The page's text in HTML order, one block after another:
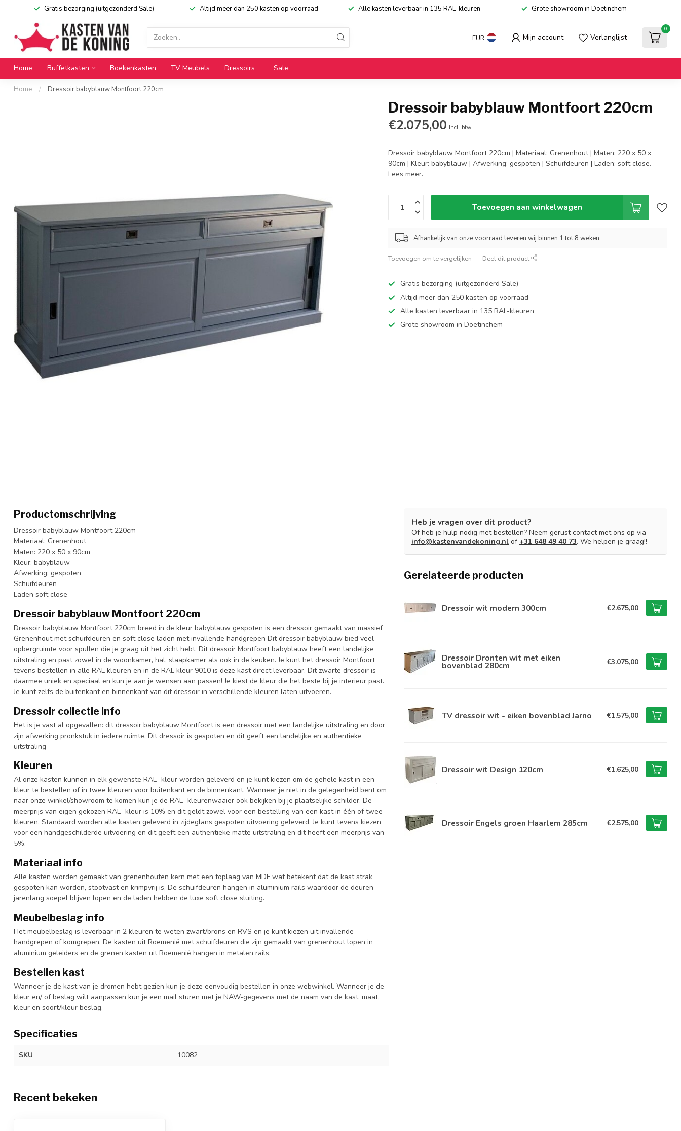
Gratis bezorging (uitgezonderd Sale) Altijd meer dan 250 kasten op voorraad Alle kasten leverbaar in 135 RAL-kleuren Grote showroom in Doetinchem
EUR Mijn account Verlanglijst
0
Home Buffetkasten Boekenkasten TV Meubels Dressoirs Sale
Home / Dressoir babyblauw Montfoort 220cm
Dressoir babyblauw Montfoort 220cm
€2.075,00 Incl. btw
Dressoir babyblauw Montfoort 220cm | Materiaal: Grenenhout | Maten: 220 x 50 x
90cm | Kleur: babyblauw | Afwerking: gespoten | Schuifdeuren | Laden: soft close.
Lees meer.
Toevoegen aan winkelwagen
Afhankelijk van onze voorraad leveren wij binnen 1 tot 8 weken
Toevoegen om te vergelijken Deel dit product
Gratis bezorging (uitgezonderd Sale)
Altijd meer dan 250 kasten op voorraad
Alle kasten leverbaar in 135 RAL-kleuren
Grote showroom in Doetinchem
Productomschrijving
Dressoir babyblauw Montfoort 220cm
Materiaal: Grenenhout
Maten: 220 x 50 x 90cm
Kleur: babyblauw
Afwerking: gespoten
Schuifdeuren
Laden soft close
Dressoir babyblauw Montfoort 220cm
Dressoir babyblauw Montfoort 220cm breed in de kleur babyblauw gespoten is een dressoir gemaakt van massief
Grenenhout met schuifdeuren en soft close laden met invallende handgrepen Dit dressoir babyblauw bied veel
opbergruimte voor spullen die je graag uit het zicht hebt. Dit dressoir Montfoort babyblauw heeft een landelijke
uitstraling en past zowel in de woonkamer, hal, slaapkamer als ook in de keuken. Je kunt het dressoir Montfoort
tevens bestellen in alle RAL kleuren en in de RAL kleur 9010 is deze kast direct leverbaar. Dit zwarte dressoir is
daarmee uniek en speciaal en kun je aan je wensen aan passen! Je kiest de kleur die het beste bij je interieur past.
Je kunt zelfs de buitenkant en binnenkant van dit dressoir in verschillende kleuren laten uitvoeren.
Dressoir collectie info
Het is je vast al opgevallen: dit dressoir babyblauw Montfoort is een dressoir met een landelijke uitstraling en door
zijn afwerking pronkstuk in iedere ruimte. Dit dressoir is gespoten en dit geeft een landelijke en authentieke
uitstraling
Kleuren
Al onze kasten kunnen in elk gewenste RAL- kleur worden geleverd en je kunt kiezen om de gehele kast in een
kleur te bestellen of in twee kleuren voor buitenkant en de binnenkant. Wanneer je niet in de gelegenheid bent om
naar onze winkel/showroom te komen kun je de RAL- kleurenwaaier ook bekijken bij je plaatselijke schilder. De
meerprijs van eigen gekozen RAL- kleur is 10% en dit geldt zowel voor een bestelling van een kast in één of twee
kleuren. Standaard worden alle kasten geleverd in zijdeglans gespoten uitvoering geleverd. Je kunt tevens kiezen
voor een handgeschilderde uitvoering en dit geeft een authentieke matte uitstraling en dit heeft een meerprijs van
5%.
Materiaal info
Alle kasten worden gemaakt van grenenhouten kern met een toplaag van MDF wat betekent dat de kast strak
gespoten kan worden, stootvast en krimpvrij is, De schuifdeuren hangen in aluminium rails waardoor de deuren
jarenlang soepel blijven lopen en de laden hebben de luxe soft close sluiting.
Meubelbeslag info
Het meubelbeslag is leverbaar in 2 kleuren te weten zwart/brons en RVS en je kunt kiezen uit invallende
handgrepen of komgrepen. De kasten uit Roemenië met schuifdeuren die zijn gemaakt van grenenhout lopen in
aluminium geleiders en de grenen kasten uit Roemenië hangen in metalen rails.
Bestellen kast
Wanneer je de kast van je dromen hebt gezien kun je deze eenvoudig bestellen in onze webwinkel. Wanneer je de
kleur en/ of beslag wilt aanpassen kun je een mail sturen met je NAW-gegevens met de naam van de kast, maat,
kleur en soort/kleur beslag.
Specificaties
SKU 10082
Heb je vragen over dit product?
Of heb je hulp nodig met bestellen? Neem gerust contact met ons op via
info@kastenvandekoning.nl of +31 648 49 40 73. We helpen je graag!!
Gerelateerde producten
Dressoir wit modern 300cm €2.675,00
Dressoir Dronten wit met eiken
bovenblad 280cm €3.075,00
TV dressoir wit - eiken bovenblad Jarno €1.575,00
Dressoir wit Design 120cm €1.625,00
Dressoir Engels groen Haarlem 285cm €2.575,00
Recent bekeken